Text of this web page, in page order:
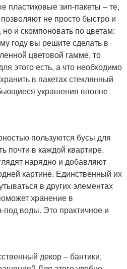
пластиковые зип-пакеты – те,
не просто быстро и
но и скомпоновать по цветам:
году вы решите сделать в
цветовой гамме, то
этого есть, а что необходимо
в пакетах стеклянный
украшения вполне
пользуются бусы для
почти в каждой квартире.
нарядно и добавляют
картине. Единственный их
в других элементах
хранение в
под воды. Это практичное и
декор – бантики,